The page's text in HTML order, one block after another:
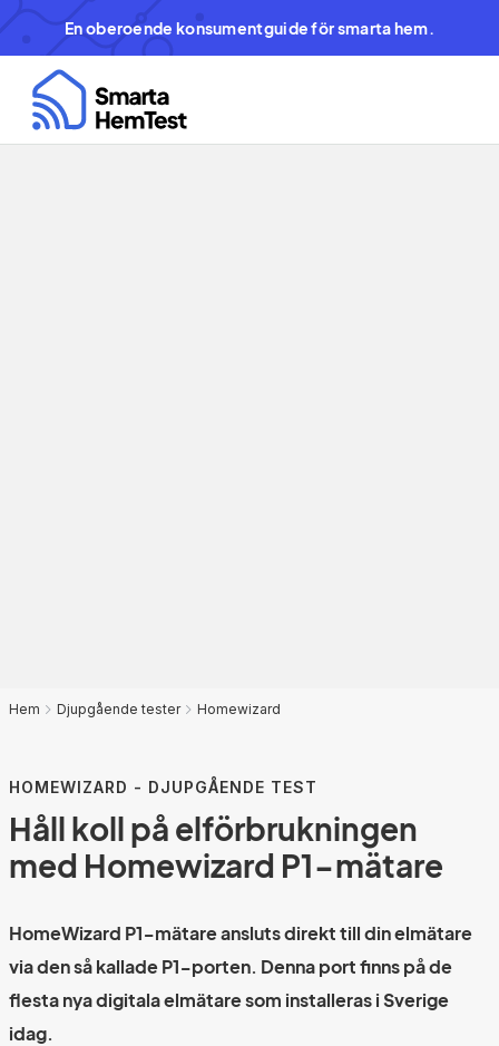
En oberoende konsumentguide för smarta hem.
Hem Djupgående tester Homewizard
HOMEWIZARD - DJUPGÅENDE TEST
Håll koll på elförbrukningen
med Homewizard P1-mätare
HomeWizard P1-mätare ansluts direkt till din elmätare
via den så kallade P1-porten. Denna port finns på de
flesta nya digitala elmätare som installeras i Sverige
idag.